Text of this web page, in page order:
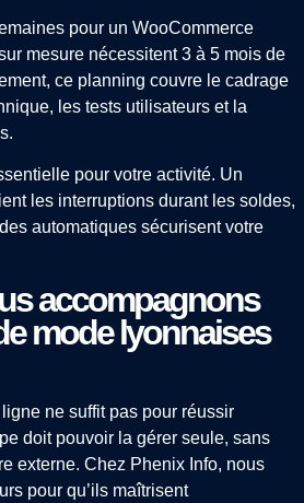
pour un WooCommerce
mesure nécessitent 3 à 5 mois de
ce planning couvre le cadrage
les tests utilisateurs et la
pour votre activité. Un
les interruptions durant les soldes,
automatiques sécurisent votre
accompagnons
mode lyonnaises
ne suffit pas pour réussir
doit pouvoir la gérer seule, sans
externe. Chez Phenix Info, nous
pour qu’ils maîtrisent